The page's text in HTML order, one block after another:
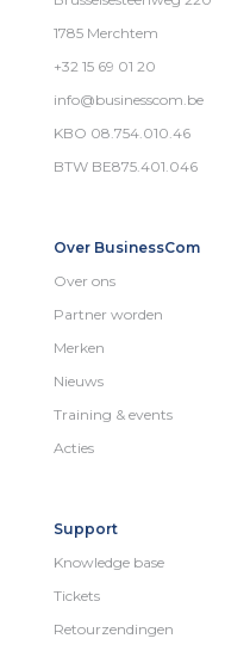
1785 Merchtem
+32 15 69 01 20
info@businesscom.be
KBO 08.754.010.46
BTW BE875.401.046
Over BusinessCom
Over ons
Partner worden
Merken
Nieuws
Training & events
Acties
Support
Knowledge base
Tickets
Retourzendingen